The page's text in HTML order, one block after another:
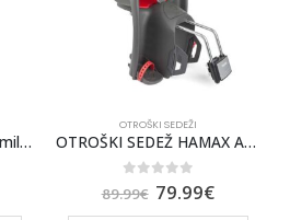
Hamax nosilec sedeža Smiley, Kiss, Sleepy za majhne okvirje
OTROŠKI SEDEŽI
OTROŠKI SEDEŽ HAMAX AMIGA SIVA/RDEČA
out of 5
89.99€ 79.99€